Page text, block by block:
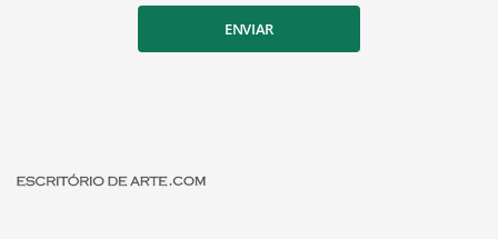
ENVIAR